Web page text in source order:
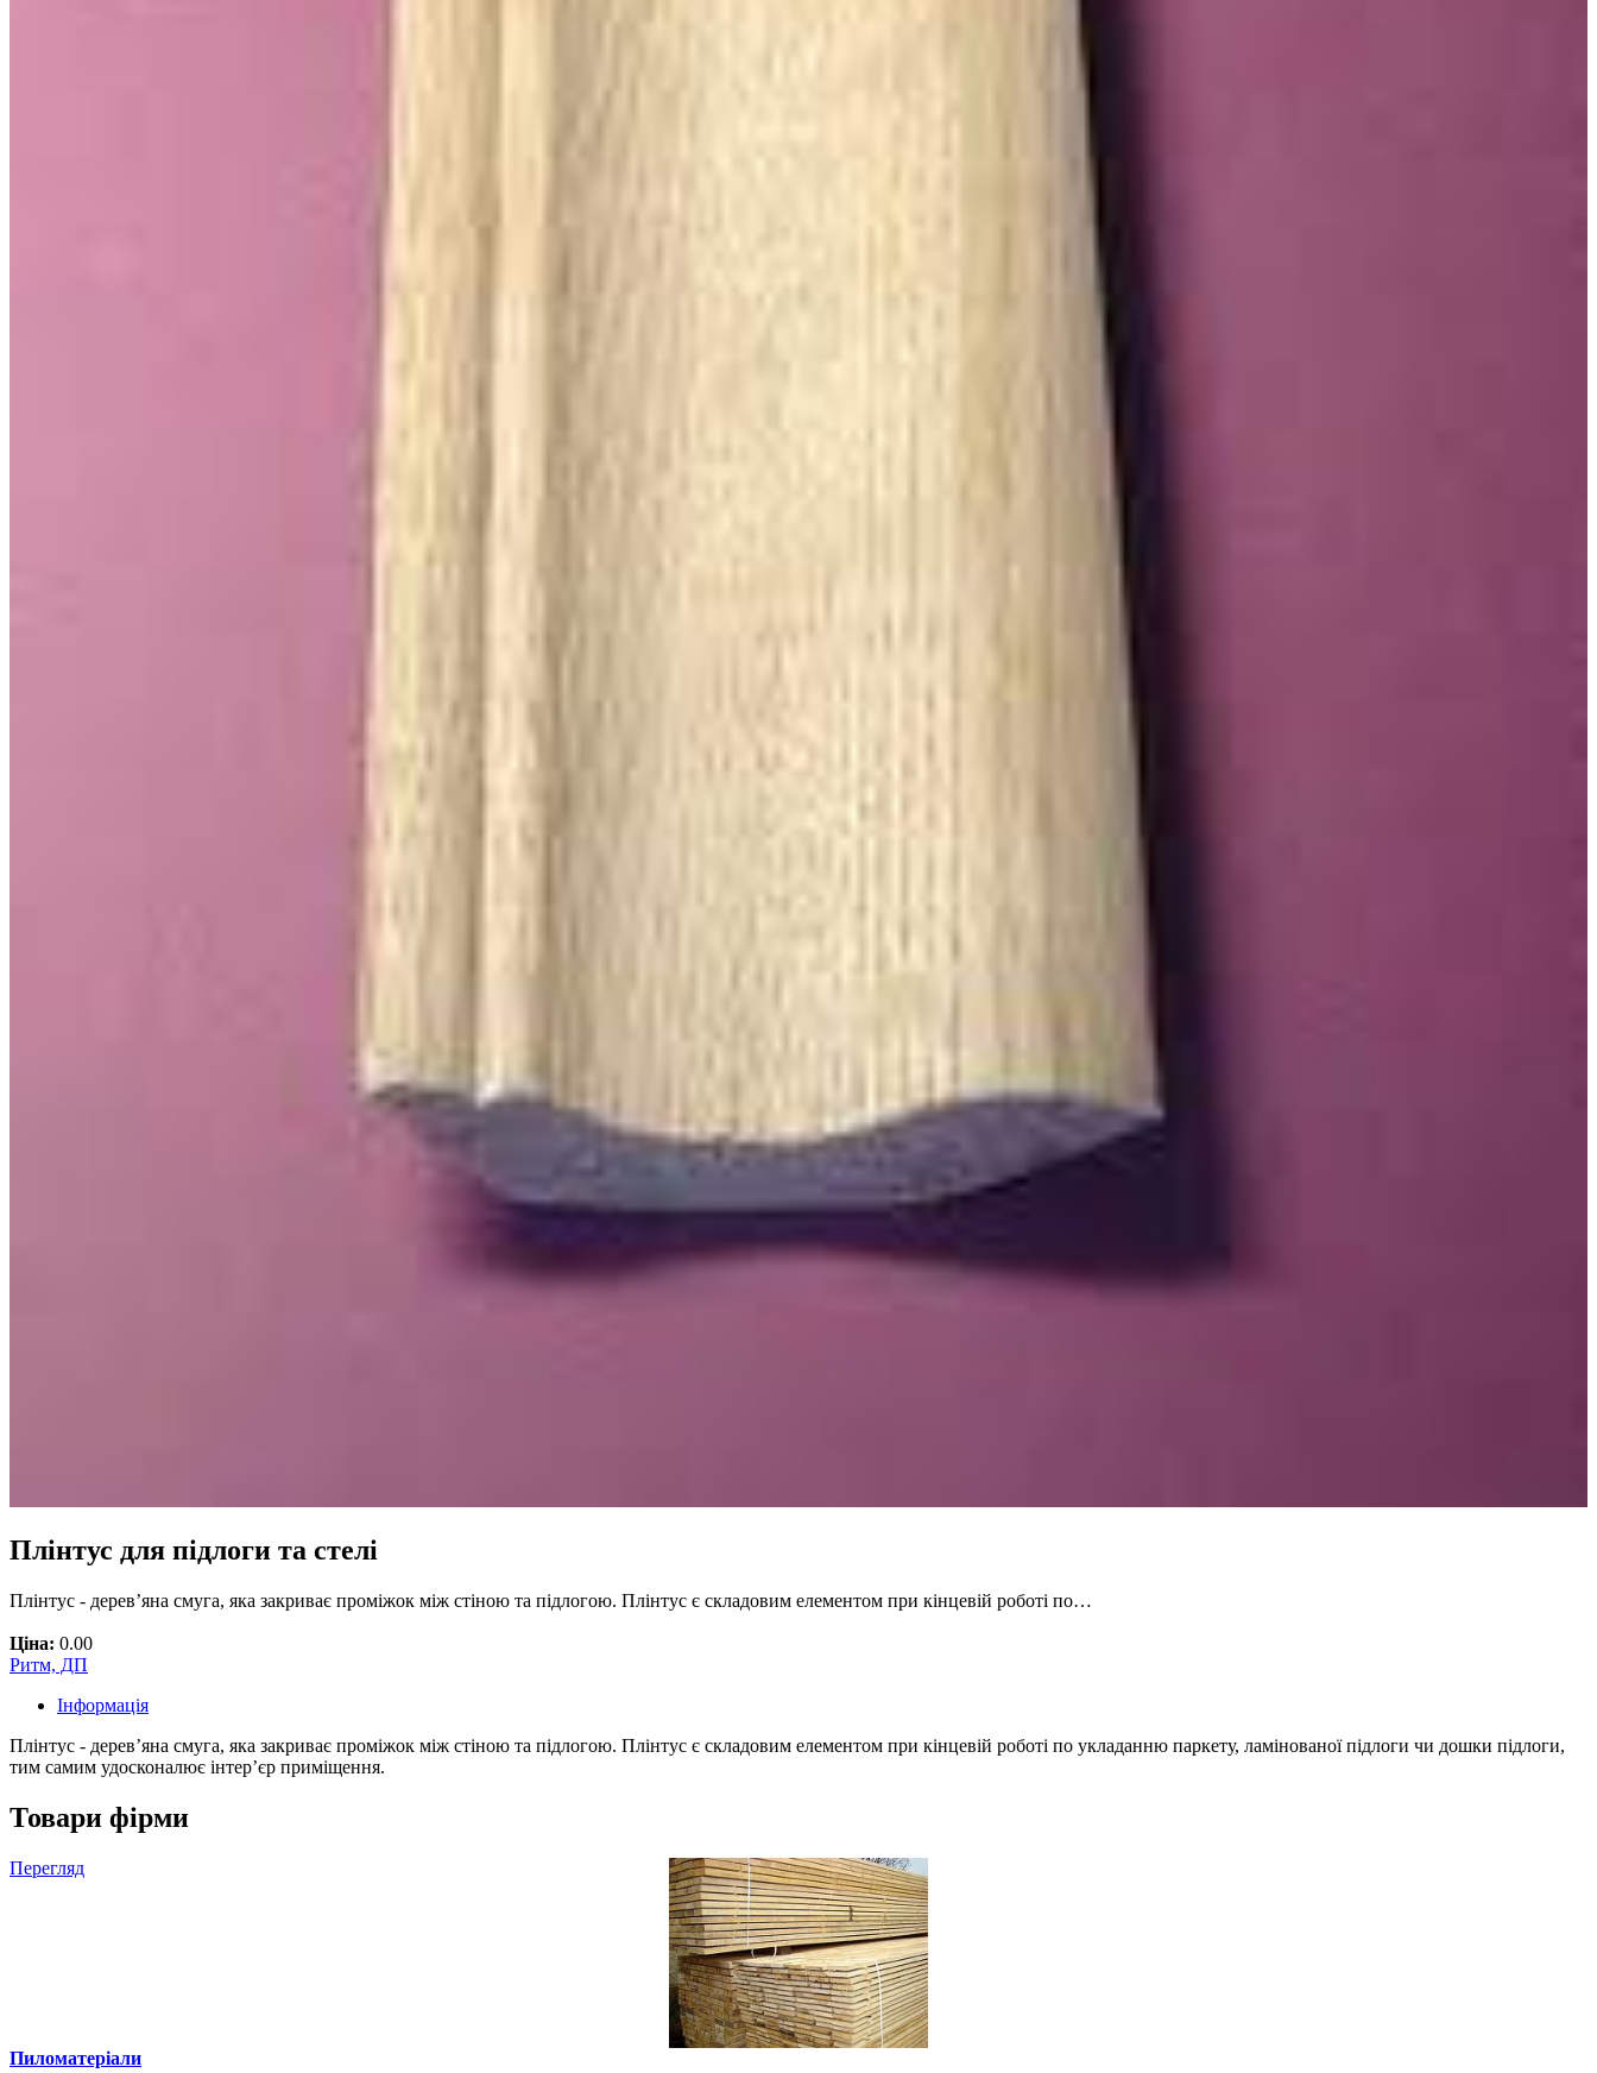
Плінтус для підлоги та стелі
Плінтус - дерев’яна смуга, яка закриває проміжок між стіною та підлогою. Плінтус є складовим елементом при кінцевій роботі по…
Ціна: 0.00
Ритм, ДП
Інформація
Плінтус - дерев’яна смуга, яка закриває проміжок між стіною та підлогою. Плінтус є складовим елементом при кінцевій роботі по укладанню паркету, ламінованої підлоги чи дошки підлоги,
тим самим удосконалює інтер’єр приміщення.
Товари фірми
Перегляд
Пиломатеріали